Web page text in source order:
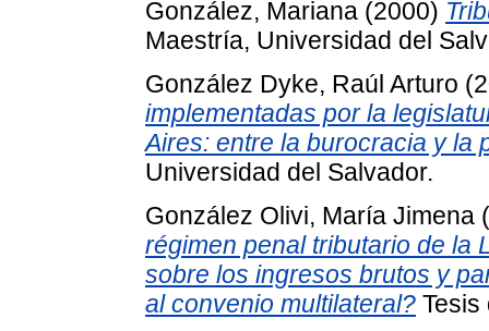
González, Mariana (2000)
Maestría, Universidad del
González Dyke, Raúl Arturo
implementadas por la
Aires: entre la burocracia y la
Universidad del Salvador.
González Olivi, María Jimena
régimen penal tributario de la
sobre los ingresos brutos y
al convenio multilateral? Tesis